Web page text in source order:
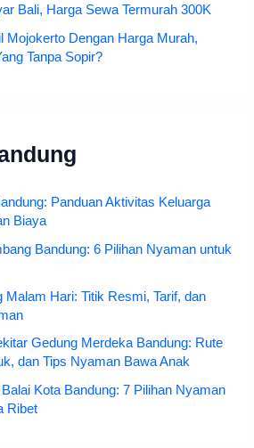
Bali, Harga Sewa Termurah 300K
Mojokerto Dengan Harga Murah,
Tanpa Sopir?
Panduan Aktivitas Keluarga
Biaya
Bandung: 6 Pilihan Nyaman untuk
Malam Hari: Titik Resmi, Tarif, dan
Gedung Merdeka Bandung: Rute
dan Tips Nyaman Bawa Anak
Kota Bandung: 7 Pilihan Nyaman
Ribet